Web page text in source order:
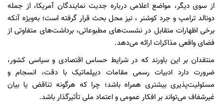
از سوی دیگر، مواضع اعلامی درباره جدیت نمایندگان آمریکا، از جمله
دونالد ترامپ و جرد کوشنر ، نیز محل بحث قرار گرفته است؛ به‌ویژه آنکه
برخی اظهارات متقابل در نشست‌های مطبوعاتی، برداشت‌های متفاوتی از
فضای واقعی مذاکرات ارائه می‌دهد.
منتقدان بر این باورند که در شرایط حساس اقتصادی و سیاسی کشور،
ضرورت دارد ادبیات رسمی مقامات دیپلماتیک با دقت، انسجام و
مسئولیت‌پذیری بیشتری همراه باشد؛ چرا که هرگونه تناقض یا بیان
غیرشفاف می‌تواند بر افکار عمومی و اعتماد ملی تأثیرگذار باشد.